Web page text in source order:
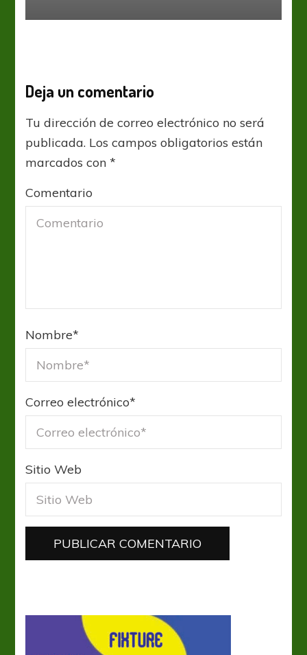
Deja un comentario
Tu dirección de correo electrónico no será
publicada. Los campos obligatorios están
marcados con*
Comentario
Nombre*
Correo electrónico*
Sitio Web